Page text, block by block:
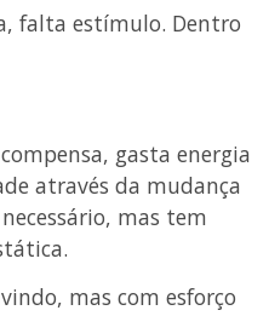
falta estímulo. Dentro
gasta energia
através da mudança
mas tem
mas com esforço